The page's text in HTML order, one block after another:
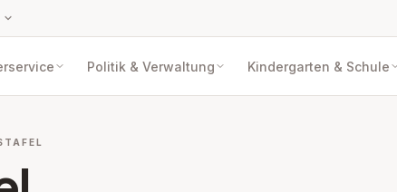
Politik & Verwaltung Kindergarten & Schule